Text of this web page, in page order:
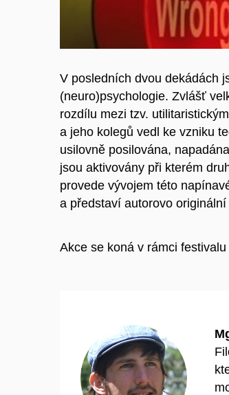
V posledních dvou dekádách
(neuro)psychologie. Zvlášť
rozdílu mezi tzv.
a jeho kolegů vedl ke vzniku
usilovně posilována,
jsou aktivovány při kterém
provede vývojem této
a představí autorovo
Akce se koná v rámci festivalu